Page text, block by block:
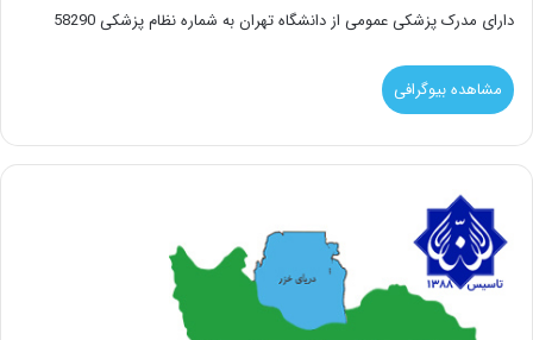
دارای مدرک پزشکی عمومی از دانشگاه تهران به شماره نظام پزشکی 58290
مشاهده بیوگرافی